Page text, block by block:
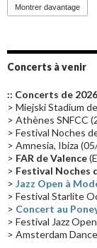
Groupe de Recherche
Passages radio
Les concerts en Chine
Synthé Roland(15)
(14)
Tournée 2025(14)
Montrer davantage
Concerts à venir
:: Concerts de
> Miejski Stadium
> Athènes SNFCC
> Festival Noches
> Amnesia, Ibiza
> FAR de Valence
> Festival Noches
> Jazz Open à
> Festival Starlite
> Concert au
> Festival Jazz
> Amsterdam